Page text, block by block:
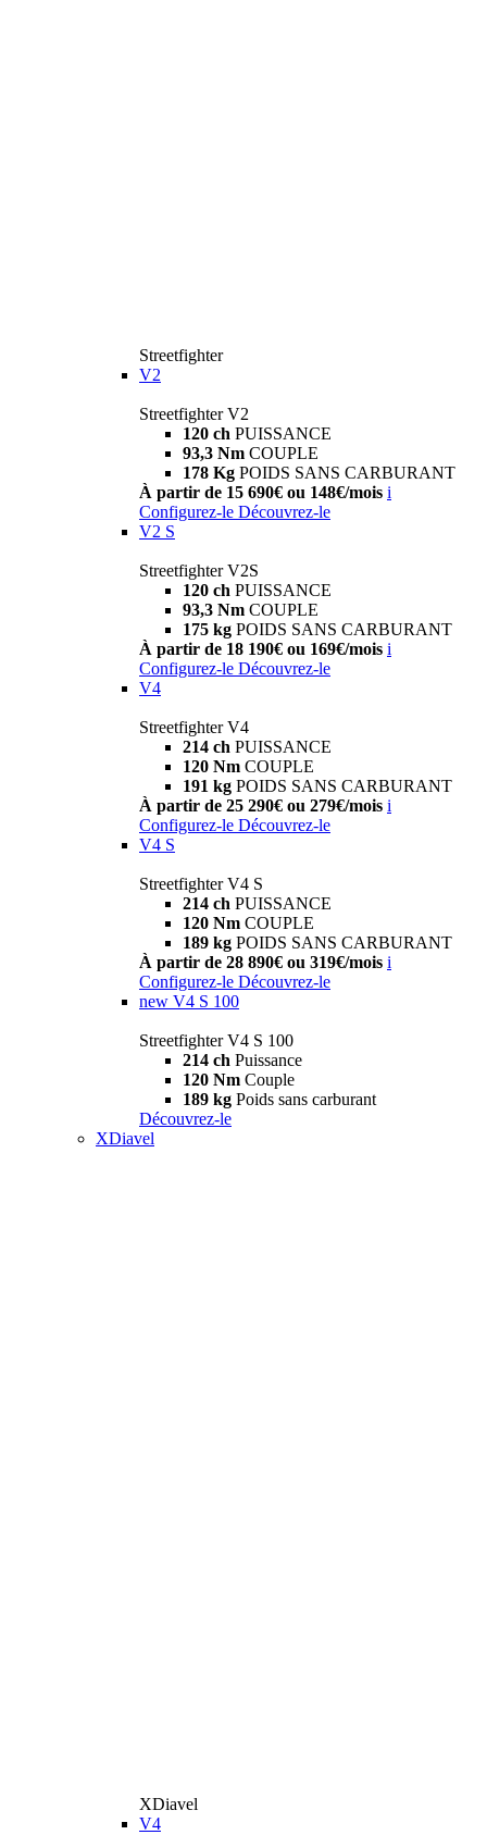
Streetfighter
V2
Streetfighter V2
120 ch PUISSANCE
93,3 Nm COUPLE
178 Kg POIDS SANS CARBURANT
À partir de 15 690€ ou 148€/mois i
Configurez-le Découvrez-le
V2 S
Streetfighter V2S
120 ch PUISSANCE
93,3 Nm COUPLE
175 kg POIDS SANS CARBURANT
À partir de 18 190€ ou 169€/mois i
Configurez-le Découvrez-le
V4
Streetfighter V4
214 ch PUISSANCE
120 Nm COUPLE
191 kg POIDS SANS CARBURANT
À partir de 25 290€ ou 279€/mois i
Configurez-le Découvrez-le
V4 S
Streetfighter V4 S
214 ch PUISSANCE
120 Nm COUPLE
189 kg POIDS SANS CARBURANT
À partir de 28 890€ ou 319€/mois i
Configurez-le Découvrez-le
new V4 S 100
Streetfighter V4 S 100
214 ch Puissance
120 Nm Couple
189 kg Poids sans carburant
Découvrez-le
XDiavel
XDiavel
V4